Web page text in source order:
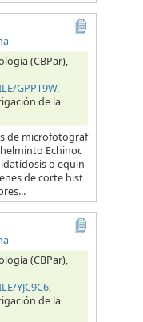
(CBPar),
GPPT9W,
de la
de microfotograf
Echinoc
o equin
de corte hist
(CBPar),
YJC9C6,
de la